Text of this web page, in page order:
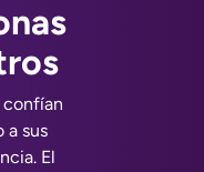
a sus
El